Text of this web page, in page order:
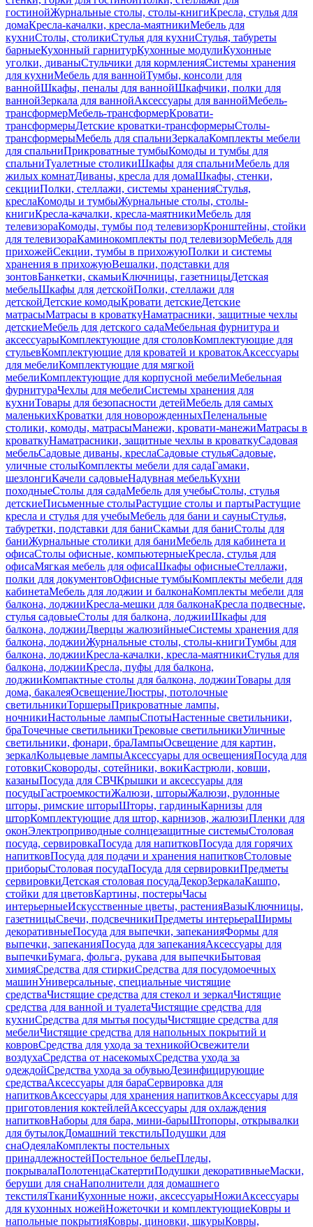
гостинойЖурнальные столы, столы-книгиКресла, стулья для
домаКресла-качалки, кресла-маятникиМебель для
кухниСтолы, столикиСтулья для кухниСтулья, табуреты
барныеКухонный гарнитурКухонные модулиКухонные
уголки, диваныСтульчики для кормленияСистемы хранения
для кухниМебель для ваннойТумбы, консоли для
ваннойШкафы, пеналы для ваннойШкафчики, полки для
ваннойЗеркала для ваннойАксессуары для ваннойМебель-
трансформерМебель-трансформерКровати-
трансформерыДетские кроватки-трансформерыСтолы-
трансформерыМебель для спальниЗеркалаКомплекты мебели
для спальниПрикроватные тумбыКомоды и тумбы для
спальниТуалетные столикиШкафы для спальниМебель для
жилых комнатДиваны, кресла для домаШкафы, стенки,
секцииПолки, стеллажи, системы храненияСтулья,
креслаКомоды и тумбыЖурнальные столы, столы-
книгиКресла-качалки, кресла-маятникиМебель для
телевизораКомоды, тумбы под телевизорКронштейны, стойки
для телевизораКаминокомплекты под телевизорМебель для
прихожейСекции, тумбы в прихожуюПолки и системы
хранения в прихожуюВешалки, подставки для
зонтовБанкетки, скамьиКлючницы, газетницыДетская
мебельШкафы для детскойПолки, стеллажи для
детскойДетские комодыКровати детскиеДетские
матрасыМатрасы в кроваткуНаматрасники, защитные чехлы
детскиеМебель для детского садаМебельная фурнитура и
аксессуарыКомплектующие для столовКомплектующие для
стульевКомплектующие для кроватей и кроватокАксессуары
для мебелиКомплектующие для мягкой
мебелиКомплектующие для корпусной мебелиМебельная
фурнитураЧехлы для мебелиСистемы хранения для
кухниТовары для безопасности детейМебель для самых
маленькихКроватки для новорожденныхПеленальные
столики, комоды, матрасыМанежи, кровати-манежиМатрасы в
кроваткуНаматрасники, защитные чехлы в кроваткуСадовая
мебельСадовые диваны, креслаСадовые стульяСадовые,
уличные столыКомплекты мебели для садаГамаки,
шезлонгиКачели садовыеНадувная мебельКухни
походныеСтолы для садаМебель для учебыСтолы, стулья
детскиеПисьменные столыРастущие столы и партыРастущие
кресла и стулья для учебыМебель для бани и сауныСтулья,
табуретки, подставки для баниСкамьи для баниСтолы для
баниЖурнальные столики для баниМебель для кабинета и
офисаСтолы офисные, компьютерныеКресла, стулья для
офисаМягкая мебель для офисаШкафы офисныеСтеллажи,
полки для документовОфисные тумбыКомплекты мебели для
кабинетаМебель для лоджии и балконаКомплекты мебели для
балкона, лоджииКресла-мешки для балконаКресла подвесные,
стулья садовыеСтолы для балкона, лоджииШкафы для
балкона, лоджииДверцы жалюзийныеСистемы хранения для
балкона, лоджииЖурнальные столы, столы-книгиТумбы для
балкона, лоджииКресла-качалки, кресла-маятникиСтулья для
балкона, лоджииКресла, пуфы для балкона,
лоджииКомпактные столы для балкона, лоджииТовары для
дома, бакалеяОсвещениеЛюстры, потолочные
светильникиТоршерыПрикроватные лампы,
ночникиНастольные лампыСпотыНастенные светильники,
браТочечные светильникиТрековые светильникиУличные
светильники, фонари, браЛампыОсвещение для картин,
зеркалКольцевые лампыАксессуары для освещенияПосуда для
готовкиСковороды, сотейники, вокиКастрюли, ковши,
казаныПосуда для СВЧКрышки и аксессуары для
посудыГастроемкостиЖалюзи, шторыЖалюзи, рулонные
шторы, римские шторыШторы, гардиныКарнизы для
шторКомплектующие для штор, карнизов, жалюзиПленки для
оконЭлектроприводные солнцезащитные системыСтоловая
посуда, сервировкаПосуда для напитковПосуда для горячих
напитковПосуда для подачи и хранения напитковСтоловые
приборыСтоловая посудаПосуда для сервировкиПредметы
сервировкиДетская столовая посудаДекорЗеркалаКашпо,
стойки для цветовКартины, постерыЧасы
интерьерныеИскусственные цветы, растенияВазыКлючницы,
газетницыСвечи, подсвечникиПредметы интерьераШирмы
декоративныеПосуда для выпечки, запеканияФормы для
выпечки, запеканияПосуда для запеканияАксессуары для
выпечкиБумага, фольга, рукава для выпечкиБытовая
химияСредства для стиркиСредства для посудомоечных
машинУниверсальные, специальные чистящие
средстваЧистящие средства для стекол и зеркалЧистящие
средства для ванной и туалетаЧистящие средства для
кухниСредства для мытья посудыЧистящие средства для
мебелиЧистящие средства для напольных покрытий и
ковровСредства для ухода за техникойОсвежители
воздухаСредства от насекомыхСредства ухода за
одеждойСредства ухода за обувьюДезинфицирующие
средстваАксессуары для бараСервировка для
напитковАксессуары для хранения напитковАксессуары для
приготовления коктейлейАксессуары для охлаждения
напитковНаборы для бара, мини-барыШтопоры, открывалки
для бутылокДомашний текстильПодушки для
снаОдеялаКомплекты постельных
принадлежностейПостельное бельеПледы,
покрывалаПолотенцаСкатертиПодушки декоративныеМаски,
беруши для снаНаполнители для домашнего
текстиляТканиКухонные ножи, аксессуарыНожиАксессуары
для кухонных ножейНожеточки и комплектующиеКовры и
напольные покрытияКовры, циновки, шкурыКовры,